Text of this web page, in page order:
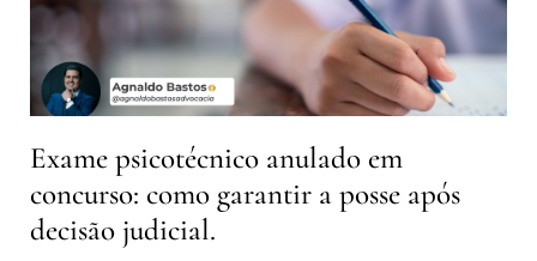
Exame psicotécnico anulado em
concurso: como garantir a posse após
decisão judicial.